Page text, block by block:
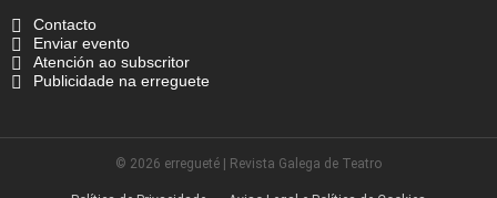
Contacto
Enviar evento
Atención ao subscritor
Publicidade na erreguete
© 2026 erregueté | Revista Galega de Teatro